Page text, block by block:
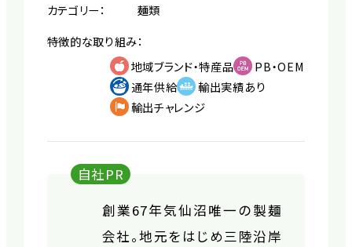
カテゴリー：
麺類
特徴的な取り組み：
地域ブランド・特産品
PB・OEM
通年供給
輸出実績あり
輸出チャレンジ
自社PR
創業67年気仙沼唯一の製麺
会社。地元をはじめ三陸沿岸